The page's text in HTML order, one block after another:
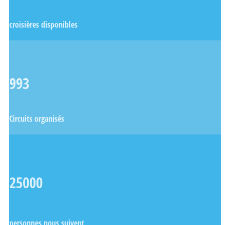
croisières disponibles
993
Circuits organisés
25000